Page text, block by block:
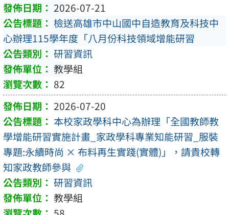
2026-07-21
檢送高雄市中山國中自造教育及科技中
心辦理115學年度「八月份科技領域增能研習
研習資訊
教學組
82
2026-07-20
本校家政學科中心為辦理「全國教師教
學增能研習實施計畫_家政學科專業知能研習_服裝
專題:永續時尚 × 布料再生實踐(實體)」，請貴校轉
知家政教師參與
研習資訊
教學組